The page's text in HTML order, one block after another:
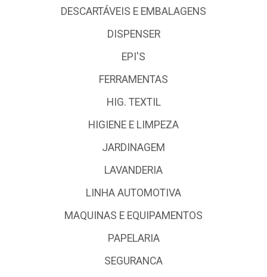
DESCARTÁVEIS E EMBALAGENS
DISPENSER
EPI'S
FERRAMENTAS
HIG. TEXTIL
HIGIENE E LIMPEZA
JARDINAGEM
LAVANDERIA
LINHA AUTOMOTIVA
MAQUINAS E EQUIPAMENTOS
PAPELARIA
SEGURANCA